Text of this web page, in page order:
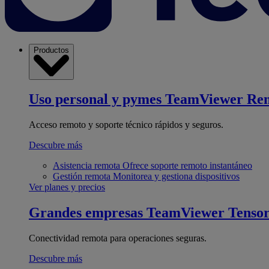
Productos
Uso personal y pymes TeamViewer
Acceso remoto y soporte técnico rápidos y seguros.
Descubre más
Asistencia remota Ofrece soporte remoto instantáneo
Gestión remota Monitorea y gestiona dispositivos
Ver planes y precios
Grandes empresas TeamViewer Tensor
Conectividad remota para operaciones seguras.
Descubre más